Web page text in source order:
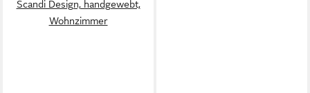
Scandi Design, handgewebt,
Wohnzimmer